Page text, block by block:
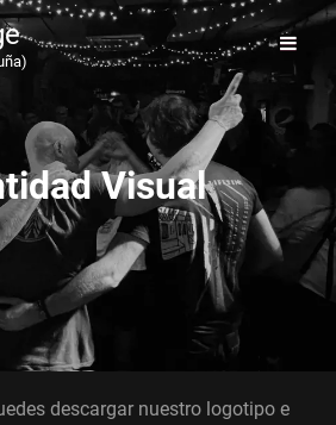
Visual
descargar nuestro logotipo e